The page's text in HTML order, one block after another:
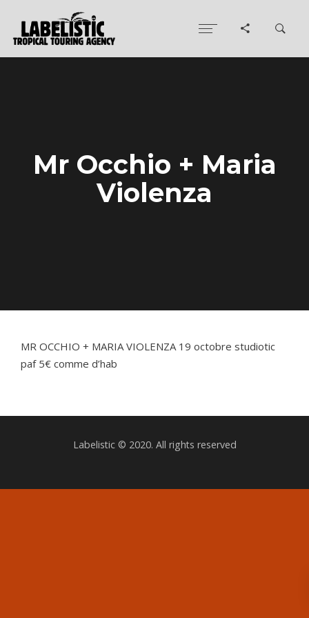
Mr Occhio + Maria
Violenza
MR OCCHIO + MARIA VIOLENZA 19 octobre studiotic
paf 5€ comme d’hab
Labelistic © 2020. All rights reserved